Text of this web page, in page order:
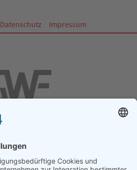
Datenschutz Impressum